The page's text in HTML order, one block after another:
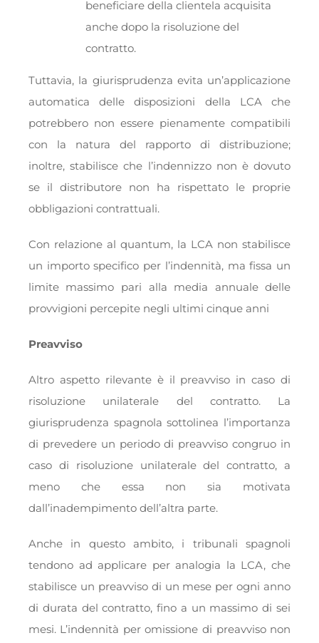
beneficiare della clientela acquisita
anche dopo la risoluzione del
contratto.
Tuttavia, la giurisprudenza evita un’applicazione
automatica delle disposizioni della LCA che
potrebbero non essere pienamente compatibili
con la natura del rapporto di distribuzione;
inoltre, stabilisce che l’indennizzo non è dovuto
se il distributore non ha rispettato le proprie
obbligazioni contrattuali.
Con relazione al quantum, la LCA non stabilisce
un importo specifico per l’indennità, ma fissa un
limite massimo pari alla media annuale delle
provvigioni percepite negli ultimi cinque anni
Preavviso
Altro aspetto rilevante è il preavviso in caso di
risoluzione unilaterale del contratto. La
giurisprudenza spagnola sottolinea l’importanza
di prevedere un periodo di preavviso congruo in
caso di risoluzione unilaterale del contratto, a
meno che essa non sia motivata
dall’inadempimento dell’altra parte.
Anche in questo ambito, i tribunali spagnoli
tendono ad applicare per analogia la LCA, che
stabilisce un preavviso di un mese per ogni anno
di durata del contratto, fino a un massimo di sei
mesi. L’indennità per omissione di preavviso non